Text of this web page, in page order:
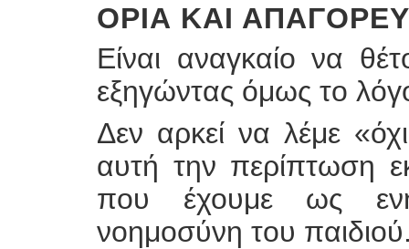
ΌΡΙΑ ΚΑΙ
Είναι αναγκαίο να
εξηγώντας όμως το
Δεν αρκεί να λέμε
αυτή την περίπτωση
που έχουμε ως
νοημοσύνη του